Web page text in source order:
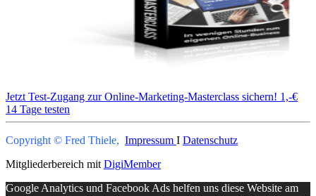
Jetzt Test-Zugang zur Online-Marketing-Masterclass sichern! 1,-€
14 Tage testen
Copyright © Fred Thiele, Impressum I Datenschutz
Mitgliederbereich mit DigiMember
Google Analytics und Facebook Ads helfen uns diese Website am